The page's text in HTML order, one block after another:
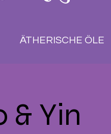
ÄTHERISCHE ÖLE
& Yin